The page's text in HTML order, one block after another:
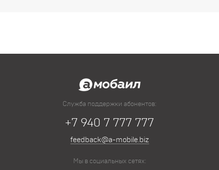
Служба поддержки абонентов:
+7 940 7 777 777
feedback@a-mobile.biz
Мы в социальных сетях: